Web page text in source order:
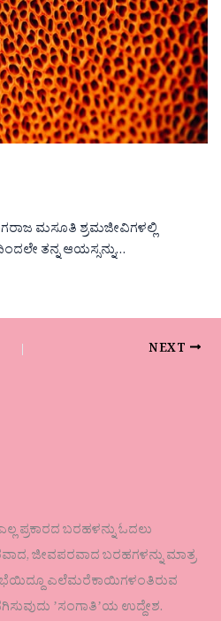
ಮಸೂತಿ ಶ್ರಮಜೀವಿಗಳಲ್ಲಿ
ತನ್ನ ಆಯಸ್ಸನ್ನು…
NEXT
ಪ್ರಕಾರದ ಬರಹಳನ್ನು ಓದಲು
ಜೀವಪರವಾದ ಬರಹಗಳನ್ನು ಮಾತ್ರ
ಎಲೆಮರೆಕಾಯಿಗಳಂತಿರುವ
ʼಸಂಗಾತಿʼಯ ಉದ್ದೇಶ.